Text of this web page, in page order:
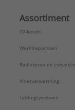
Assortiment
CV-ketels
Warmtepompen
Radiatoren en
Vloerverwarming
Leidingsystemen